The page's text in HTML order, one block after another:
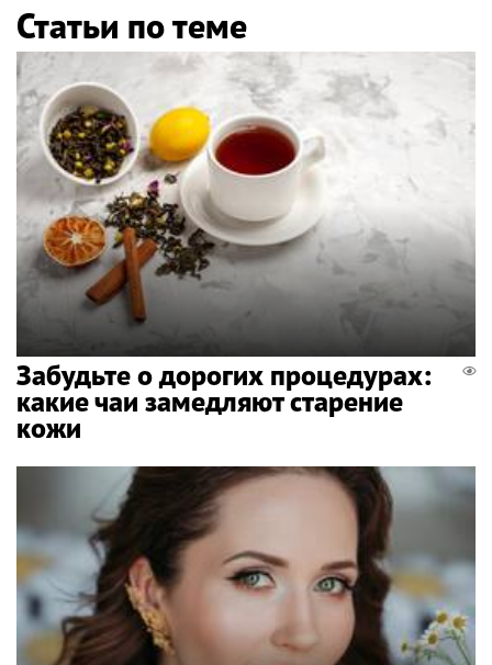
Статьи по теме
Забудьте о дорогих процедурах:
какие чаи замедляют старение
кожи